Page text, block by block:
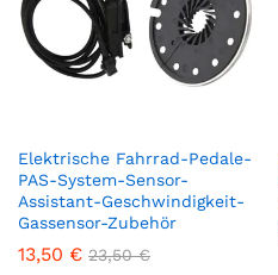
Elektrische Fahrrad-Pedale-
PAS-System-Sensor-
Assistant-Geschwindigkeit-
Gassensor-Zubehör
13,50 € 23,50€